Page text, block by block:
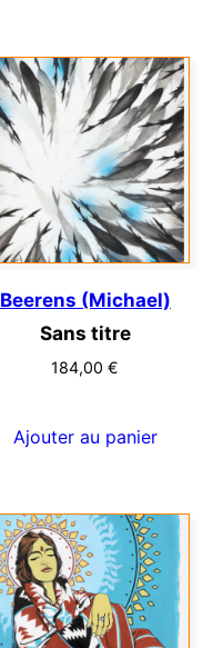
Beerens (Michael)
Sans titre
184,00€
Ajouter au panier